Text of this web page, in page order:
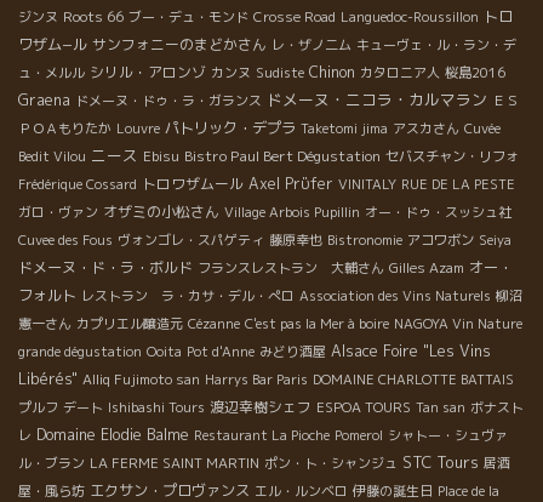
ジンヌ Roots 66 ブー・デュ・モンド Crosse Road Languedoc-Roussillon トロ
ワザム−ル サンフォニーのまどかさん レ・ザノ二ム キューヴェ・ル・ラン・デ
ュ・メルル シリル・アロンゾ カンヌ Sudiste Chinon カタロニア人 桜島2016
Graena ドメーヌ・ドゥ・ラ・ガランス ドメーヌ・ニコラ・カルマラン ＥＳ
ＰＯＡもりたか Louvre パトリック・デプラ Taketomi jima アスカさん Cuvée
Bedit Vilou ニース Ebisu Bistro Paul Bert Dégustation セバスチャン・リフォ
Frédérique Cossard トロワザムール Axel Prϋfer VINITALY RUE DE LA PESTE
ガロ・ヴァン オザミの小松さん Village Arbois Pupillin オー・ドゥ・スッシュ社
Cuvee des Fous ヴォンゴレ・スパゲティ 藤原幸也 Bistronomie アコワボン Seiya
ドメーヌ・ド・ラ・ボルド フランスレストラン 大輔さん Gilles Azam オー・
フォルト レストラン ラ・カサ・デル・ぺロ Association des Vins Naturels 柳沼
憲一さん カプリエル醸造元 Cézanne C'est pas la Mer à boire NAGOYA Vin Nature
grande dégustation Ooita Pot d'Anne みどり酒屋 Alsace Foire "Les Vins
Libérés" Alliq Fujimoto san Harrys Bar Paris DOMAINE CHARLOTTE BATTAIS
プルフ デート Ishibashi Tours 渡辺幸樹シェフ ESPOA TOURS Tan san ボナスト
レ Domaine Elodie Balme Restaurant La Pioche Pomerol シャトー・シュヴァ
ル・ブラン LA FERME SAINT MARTIN ポン・ト・シャンジュ STC Tours 居酒
屋・風ら坊 エクサン・プロヴァンス エル・ルンベロ 伊藤の誕生日 Place de la